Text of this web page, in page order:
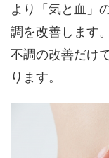
より「気と血」
調を改善します。
不調の改善だけ
ります。